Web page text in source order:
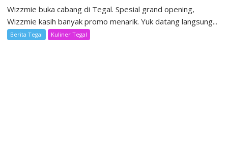
Wizzmie buka cabang di Tegal. Spesial grand opening,
Wizzmie kasih banyak promo menarik. Yuk datang langsung...
Berita Tegal Kuliner Tegal